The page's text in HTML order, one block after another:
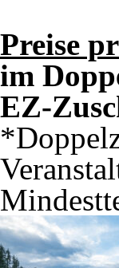
Preise
im
EZ-